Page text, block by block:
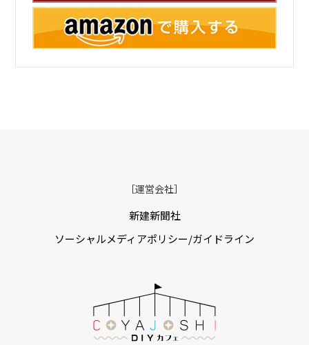
［運営会社］
新建新聞社
ソーシャルメディアポリシー/ガイドライン